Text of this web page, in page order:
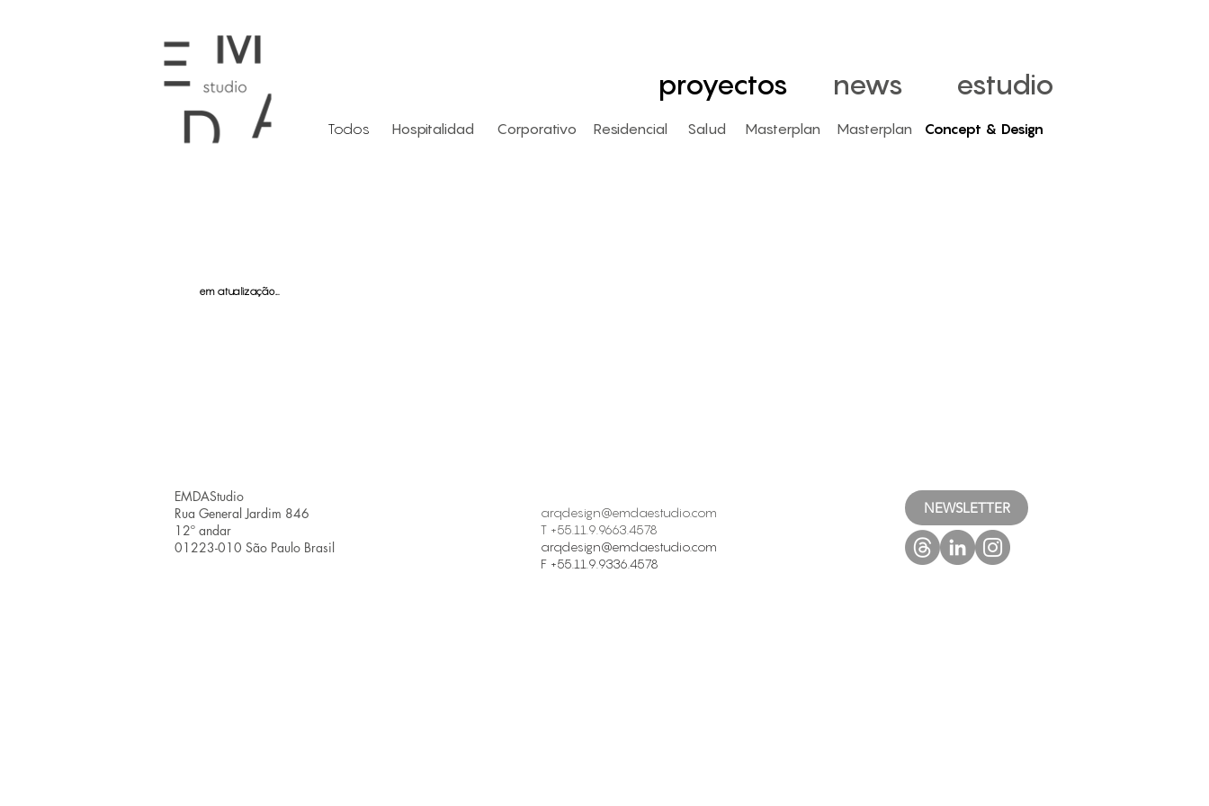
proyectos news estudio
Todos Hospitalidad Corporativo Residencial Salud Masterplan Masterplan Concept & Design
em atualização...
EMDAStudio
Rua General Jardim 846
12º andar
01223-010 São Paulo Brasil
arqdesign@emdaestudio.com
T +55.11.9.9663.4578
arqdesign@emdaestudio.com
F +55.11.9.9336.4578
NEWSLETTER